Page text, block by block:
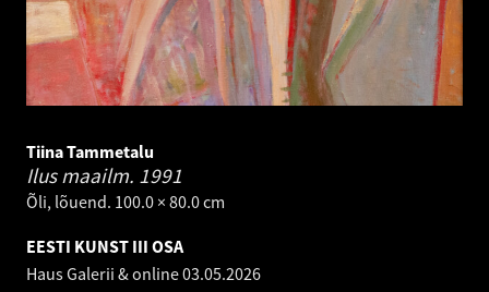
Tiina Tammetalu
Ilus maailm. 1991
Õli, lõuend. 100.0 × 80.0 cm
EESTI KUNST III OSA
Haus Galerii & online03.05.2026